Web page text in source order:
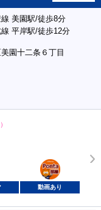
美園駅/徒歩8分
平岸駅/徒歩12分
園十二条６丁目
ポンタ
部屋
動画あり